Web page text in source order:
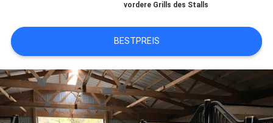
SIE
EIN
ZITAT
SITEMAP
vordere Grills des Stalls
BESTPREIS